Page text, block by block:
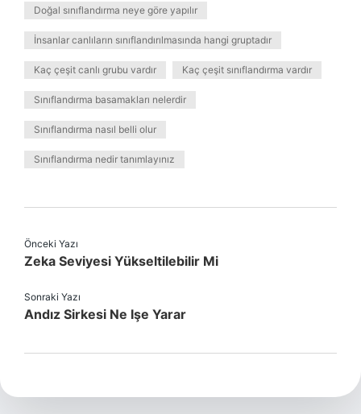
Doğal sınıflandırma neye göre yapılır
İnsanlar canlıların sınıflandırılmasında hangi gruptadır
Kaç çeşit canlı grubu vardır Kaç çeşit sınıflandırma vardır
Sınıflandırma basamakları nelerdir
Sınıflandırma nasıl belli olur
Sınıflandırma nedir tanımlayınız
Önceki Yazı
Zeka Seviyesi Yükseltilebilir Mi
Sonraki Yazı
Andız Sirkesi Ne Işe Yarar